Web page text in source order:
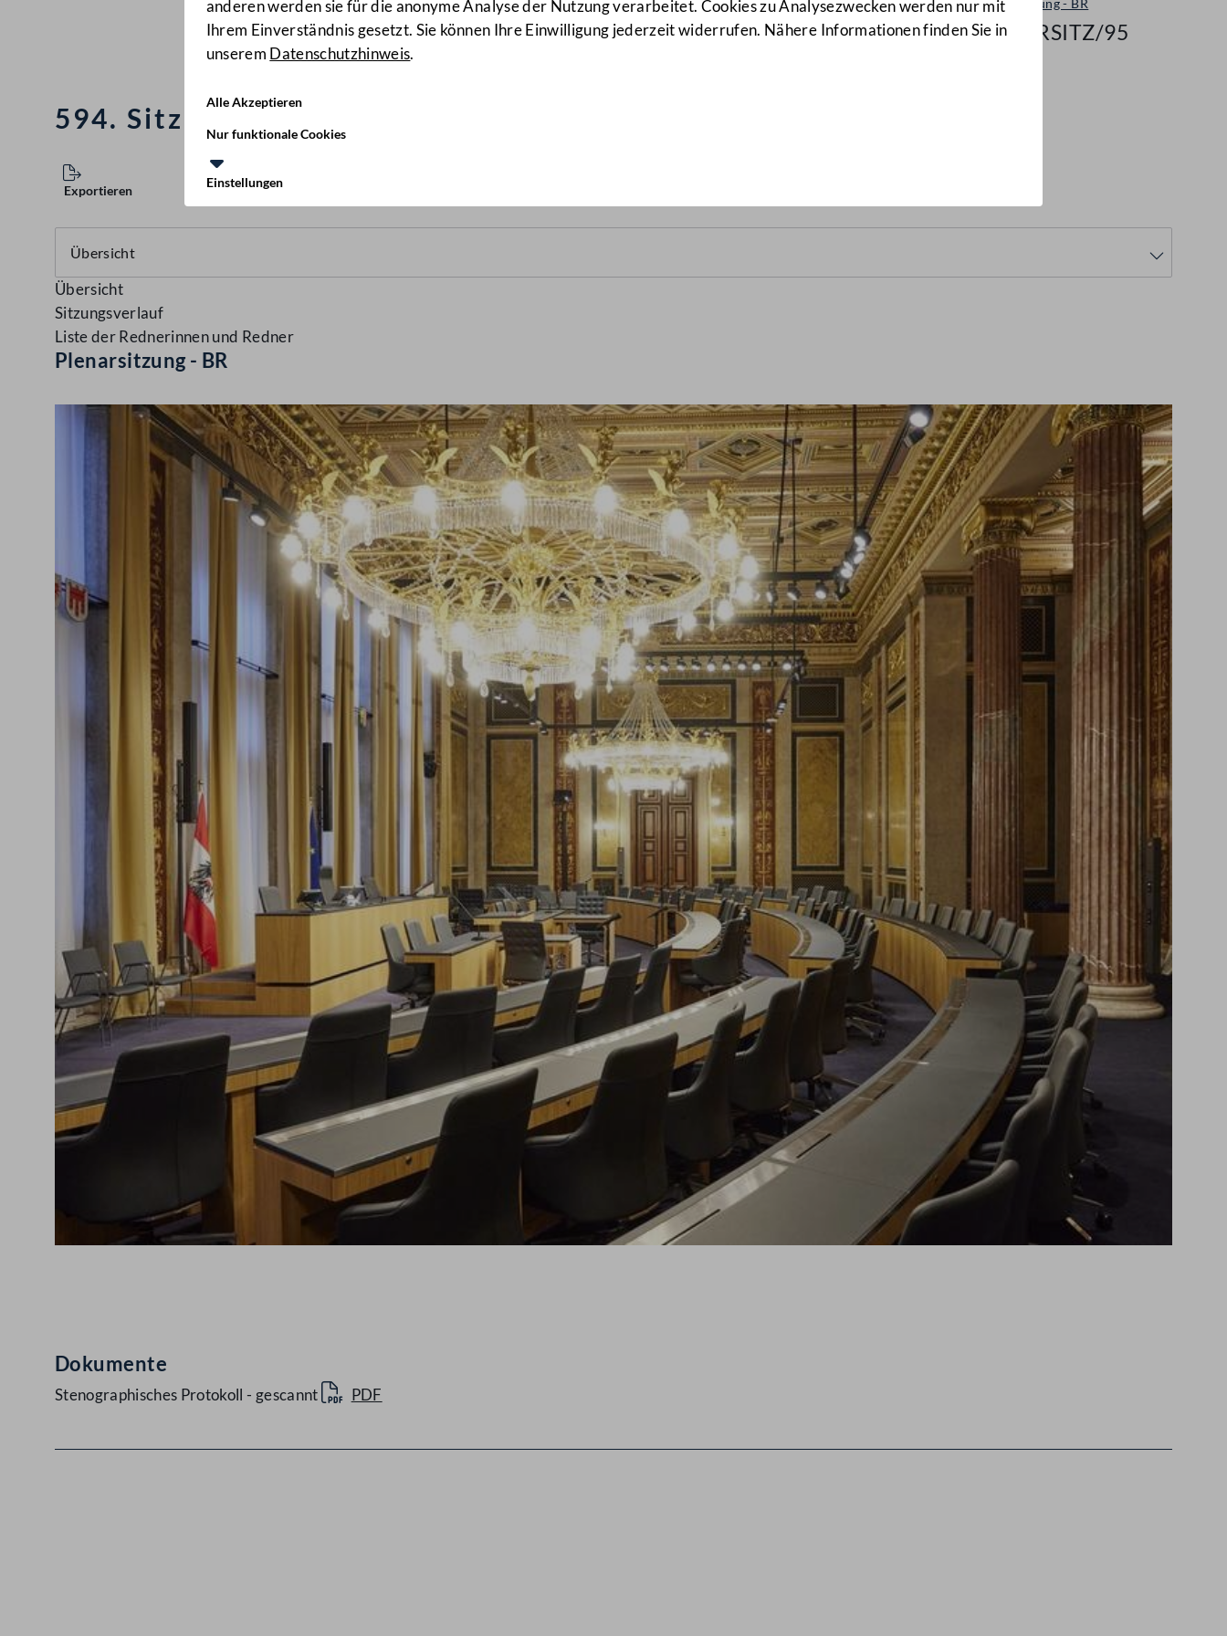
anderen werden sie für die anonyme Analyse der Nutzung verarbeitet. Cookies zu Analysezwecken werden nur mit
Ihrem Einverständnis gesetzt. Sie können Ihre Einwilligung jederzeit widerrufen. Nähere Informationen finden Sie in
unserem Datenschutzhinweis.
Alle Akzeptieren
Nur funktionale Cookies
Einstellungen
Plenarsitzung - BR
594/BRSITZ/95
594. Sitzung des Bundesrats vom 23. Jänner 1995
Exportieren
Übersicht
Sitzungsverlauf
Liste der Rednerinnen und Redner
Plenarsitzung - BR
Dokumente
Stenographisches Protokoll - gescannt PDF